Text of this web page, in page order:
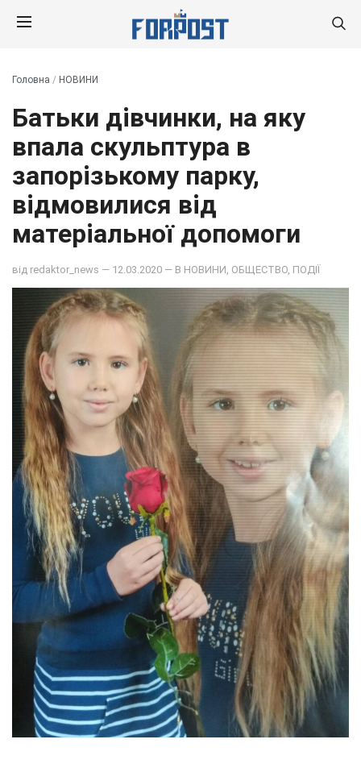
Головна / НОВИНИ
Батьки дівчинки, на яку
впала скульптура в
запорізькому парку,
відмовилися від
матеріальної допомоги
від redaktor_news — 12.03.2020 — В НОВИНИ ОБЩЕСТВО ПОДІЇ